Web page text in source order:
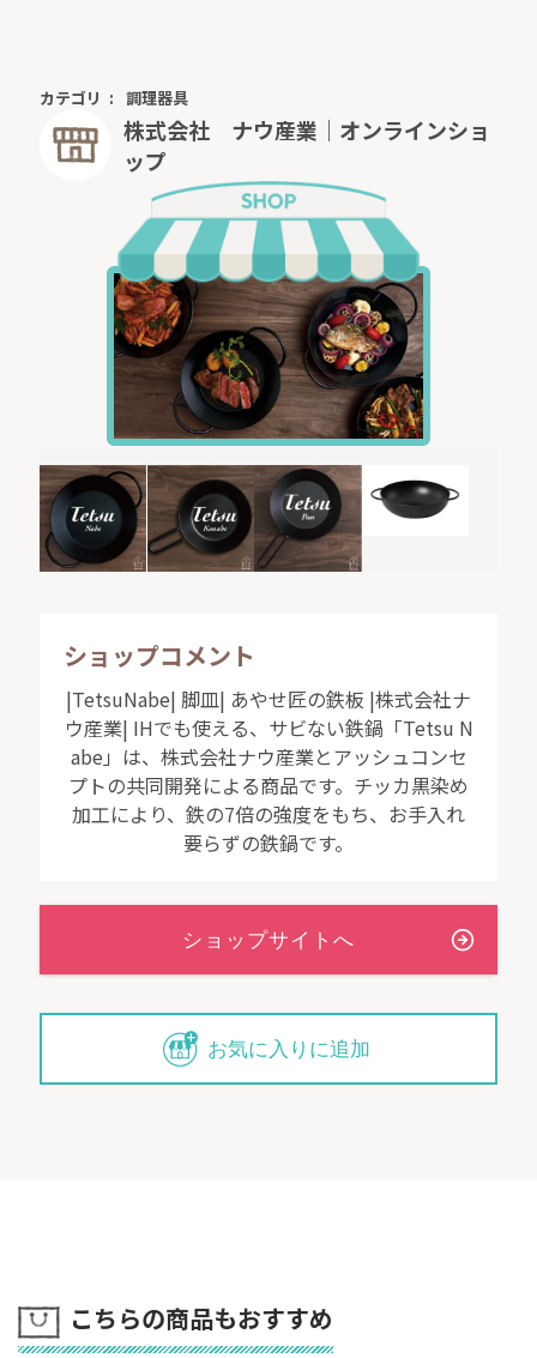
カテゴリ 調理器具
株式会社 ナウ産業｜オンラインショ
ップ
ショップコメント
|TetsuNabe| 脚皿| あやせ匠の鉄板 |株式会社ナ
ウ産業| IHでも使える、サビない鉄鍋「Tetsu N
abe」は、株式会社ナウ産業とアッシュコンセ
プトの共同開発による商品です。チッカ黒染め
加工により、鉄の7倍の強度をもち、お手入れ
要らずの鉄鍋です。
お気に入りに追加
こちらの商品もおすすめ